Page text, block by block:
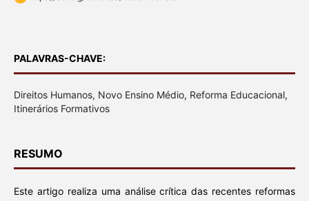
PALAVRAS-CHAVE:
Direitos Humanos, Novo Ensino Médio, Reforma Educacional,
Itinerários Formativos
RESUMO
Este artigo realiza uma análise crítica das recentes reformas